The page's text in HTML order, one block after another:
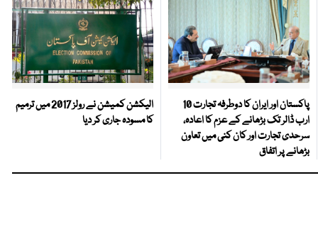
پاکستان اور ایران کا دوطرفہ تجارت 10
ارب ڈالر تک بڑھانے کے عزم کا اعادہ،
سرحدی تجارت اور کان کنی میں تعاون
بڑھانے پر اتفاق
الیکشن کمیشن نے رولز 2017 میں ترمیم
کا مسودہ جاری کر دیا